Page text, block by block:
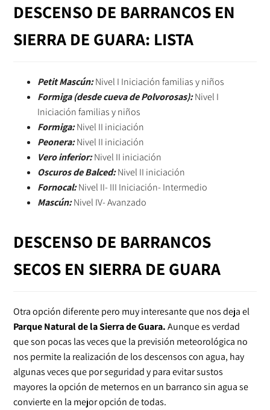
DESCENSO DE BARRANCOS EN
SIERRA DE GUARA: LISTA
Petit Mascún:Nivel I Iniciación familias y niños
Formiga (desde cueva de Polvorosas):Nivel I
Iniciación familias y niños
Formiga:Nivel II iniciación
Peonera:Nivel II iniciación
Vero inferior:Nivel II iniciación
Oscuros de Balced:Nivel II iniciación
Fornocal:Nivel II- III Iniciación- Intermedio
Mascún:Nivel IV- Avanzado
DESCENSO DE BARRANCOS
SECOS EN SIERRA DE GUARA
Otra opción diferente pero muy interesante que nos deja el
Parque Natural de la Sierra de Guara.Aunque es verdad
que son pocas las veces que la previsión meteorológica no
nos permite la realización de los descensos con agua, hay
algunas veces que por seguridad y para evitar sustos
mayores la opción de meternos en un barranco sin agua se
convierte en la mejor opción de todas.